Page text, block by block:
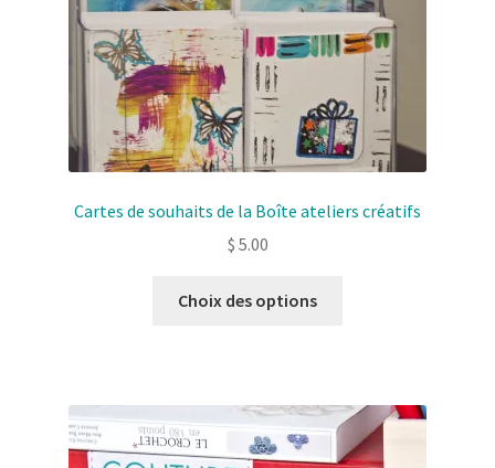
Cartes de souhaits de la Boîte ateliers créatifs
$ 5.00
Choix des options
Les
options